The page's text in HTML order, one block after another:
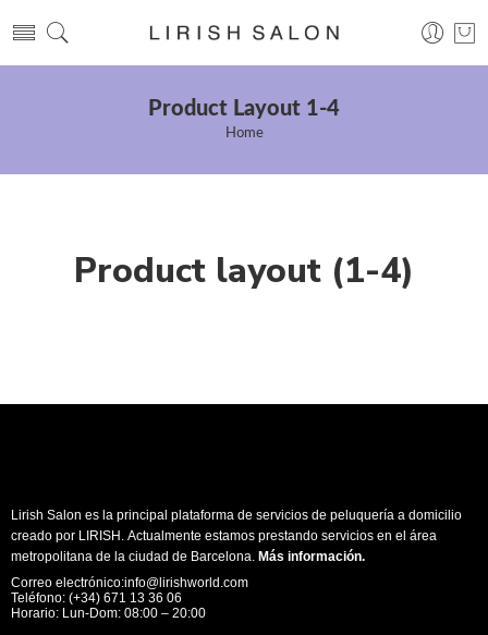
Product Layout 1-4
Home
Product layout (1-4)
Lirish Salon es la principal plataforma de servicios de peluquería a domicilio
creado por LIRISH. Actualmente estamos prestando servicios en el área
metropolitana de la ciudad de Barcelona. Más información.
Correo electrónico:info@lirishworld.com
Teléfono: (+34) 671 13 36 06
Horario: Lun-Dom: 08:00 – 20:00